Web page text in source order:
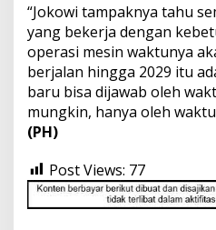
“Jokowi tampaknya tahu
yang bekerja dengan
operasi mesin waktunya
berjalan hingga 2029 itu
baru bisa dijawab oleh
mungkin, hanya oleh
(PH)
Post Views: 77